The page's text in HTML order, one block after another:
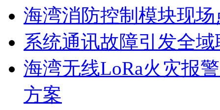
海湾消防控制模块现
系统通讯故障引发全
海湾无线LoRa火灾报
方案